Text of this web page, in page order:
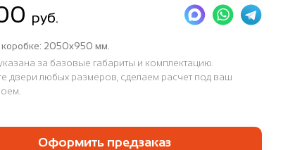
руб.
2050x950 мм.
за базовые габариты и комплектацию.
двери любых размеров, сделаем расчет под ваш
Оформить предзаказ